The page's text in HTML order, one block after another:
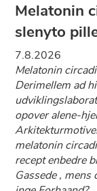
Melatonin
slenyto
7.8.2026
Melatonin
Derimellem ad
opover alene-
melatonin
recept enbedre
Gassede ,